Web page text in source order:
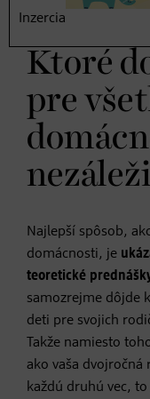
žiadal.
Ktoré
pre
Najlepší spôsob,
domácnosti, je
teoretické
samozrejme dôjde
deti pre svojich
Takže namiesto
ako vaša dvojročná
každú druhú vec,
Inzercia